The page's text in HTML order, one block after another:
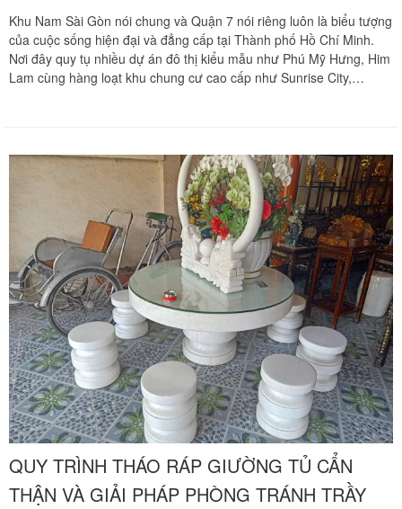
Khu Nam Sài Gòn nói chung và Quận 7 nói riêng luôn là biểu tượng
của cuộc sống hiện đại và đẳng cấp tại Thành phố Hồ Chí Minh.
Nơi đây quy tụ nhiều dự án đô thị kiểu mẫu như Phú Mỹ Hưng, Him
Lam cùng hàng loạt khu chung cư cao cấp như Sunrise City,
nguyên khối, tủ quần áo sát trần đa năng hay giường gấp thông
minh luôn đòi hỏi sự cẩn trọng tối đa mỗi khi cần dịch chuyển hoặc
thay đổi vị trí. Chuyển nhà Khôi Nguyên tự hào mang đến giải pháp
tháo ráp giường tủ trọn gói tận nơi, cam kết bảo vệ vẹn nguyên kết
cấu mộc và mang lại sự an tâm tuyệt đối cho mọi gia đình tại Quận
QUY TRÌNH THÁO RÁP GIƯỜNG TỦ CẨN
THẬN VÀ GIẢI PHÁP PHÒNG TRÁNH TRẦY